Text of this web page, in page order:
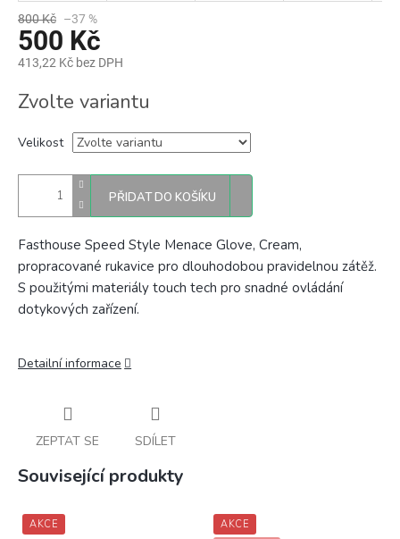
800 Kč –37 %
500 Kč
413,22 Kč bez DPH
cena:
Zvolte variantu
Velikost
PŘIDAT DO KOŠÍKU
Fasthouse Speed Style Menace Glove, Cream,
propracované rukavice pro dlouhodobou pravidelnou zátěž.
S použitými materiály touch tech pro snadné ovládání
dotykových zařízení.
Detailní informace
ZEPTAT SE SDÍLET
Související produkty
AKCE
AKCE